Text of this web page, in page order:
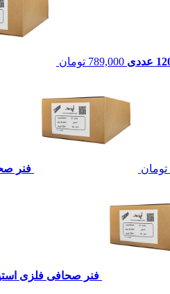
789,000 تومان
تومان فنر
فنر صحافی فلزی استیل سایز 35